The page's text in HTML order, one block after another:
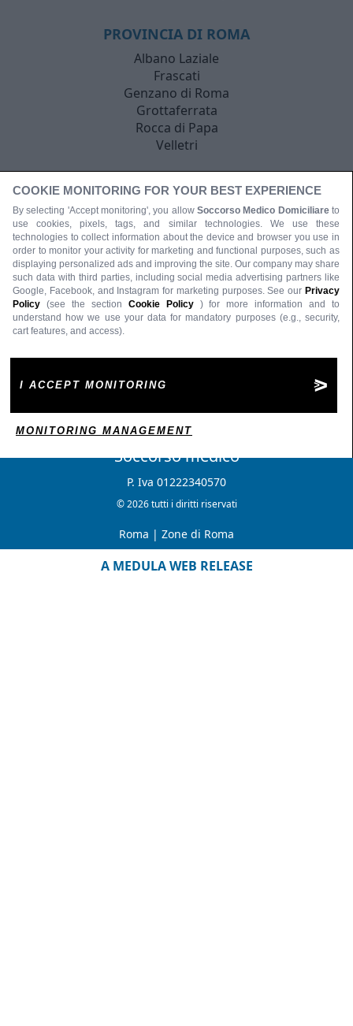
PROVINCIA DI ROMA
Albano Laziale
Frascati
Genzano di Roma
Grottaferrata
Rocca di Papa
Velletri
Soccorso medico
P. Iva 01222340570
© 2026 tutti i diritti riservati
Roma | Zone di Roma
A MEDULA WEB RELEASE
COOKIE MONITORING FOR YOUR BEST EXPERIENCE
By selecting 'Accept monitoring', you allow Soccorso Medico Domiciliare to
use cookies, pixels, tags, and similar technologies. We use these
technologies to collect information about the device and browser you use in
order to monitor your activity for marketing and functional purposes, such as
displaying personalized ads and improving the site. Our company may share
such data with third parties, including social media advertising partners like
Google, Facebook, and Instagram for marketing purposes. See our Privacy
Policy (see the section Cookie Policy
) for more information and to
understand how we use your data for mandatory purposes (e.g., security,
cart features, and access).
I ACCEPT MONITORING
MONITORING MANAGEMENT